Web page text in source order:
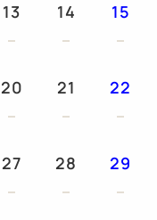
13 14 15
20 21 22
27 28 29